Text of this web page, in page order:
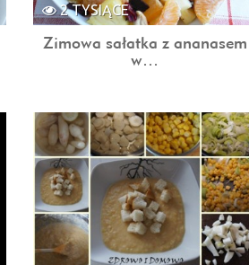
2 TYSIĄCE
Zimowa sałatka z ananasem
w…